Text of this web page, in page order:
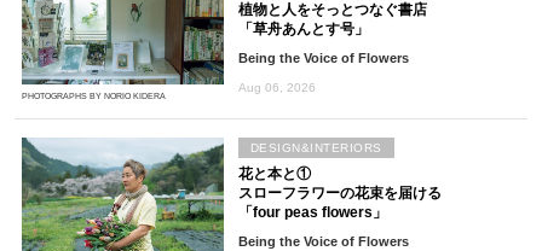
PHOTOGRAPHS BY NORIO KIDERA
植物と人をそっとつなぐ書店
「草舟あんとす号」
Being the Voice of Flowers
Aug 06, 2026
花と本と①
スローフラワーの花束を届ける
「four peas flowers」
Being the Voice of Flowers
DESIGN&INTERIORS